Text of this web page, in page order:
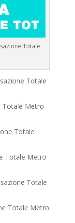
Totale
Totale
Totale Metro
Totale
Totale Metro
Totale
Totale Metro